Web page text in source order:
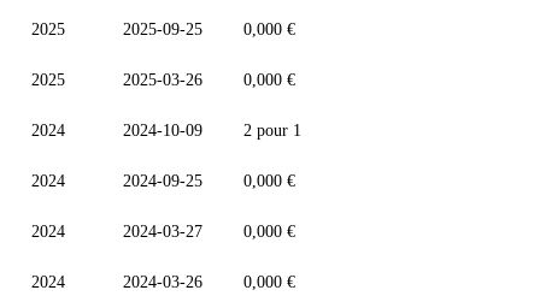
2025 2025-09-25 0,000 €
2025 2025-03-26 0,000 €
2024 2024-10-09 2 pour 1
2024 2024-09-25 0,000 €
2024 2024-03-27 0,000 €
2024 2024-03-26 0,000 €